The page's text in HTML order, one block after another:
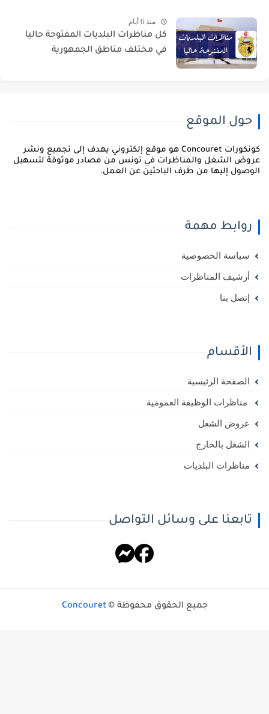
منذ 6 أيام
كل مناظرات البلديات المفتوحة حاليا
في مختلف مناطق الجمهورية
حول الموقع
كونكورات Concouret هو موقع إلكتروني يهدف إلى تجميع ونشر
الشغل والمناظرات في تونس من مصادر موثوقة لتسهيل
إليها من طرف الباحثين عن العمل.
روابط مهمة
سياسة الخصوصية
أرشيف المناظرات
إتصل بنا
الأقسام
الصفحة الرئيسية
مناظرات الوظيفة العمومية
عروض الشغل
الشغل بالخارج
مناظرات البلديات
تابعنا على وسائل التواصل
جميع الحقوق محفوظة © Concouret